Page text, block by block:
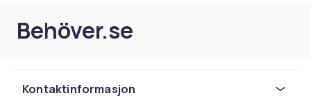
Behöver.se
Kontaktinformasjon